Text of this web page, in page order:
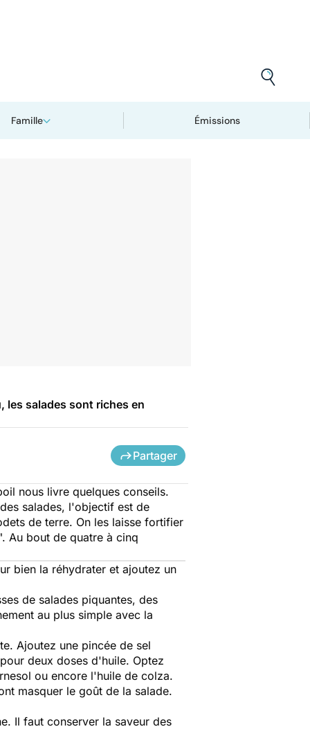
Famille Émissions
les salades sont riches en
Partager
nous livre quelques conseils.
salades, l'objectif est de
de terre. On les laisse fortifier
Au bout de quatre à cinq
bien la réhydrater et ajoutez un
de salades piquantes, des
au plus simple avec la
Ajoutez une pincée de sel
deux doses d'huile. Optez
ou encore l'huile de colza.
masquer le goût de la salade.
Il faut conserver la saveur des